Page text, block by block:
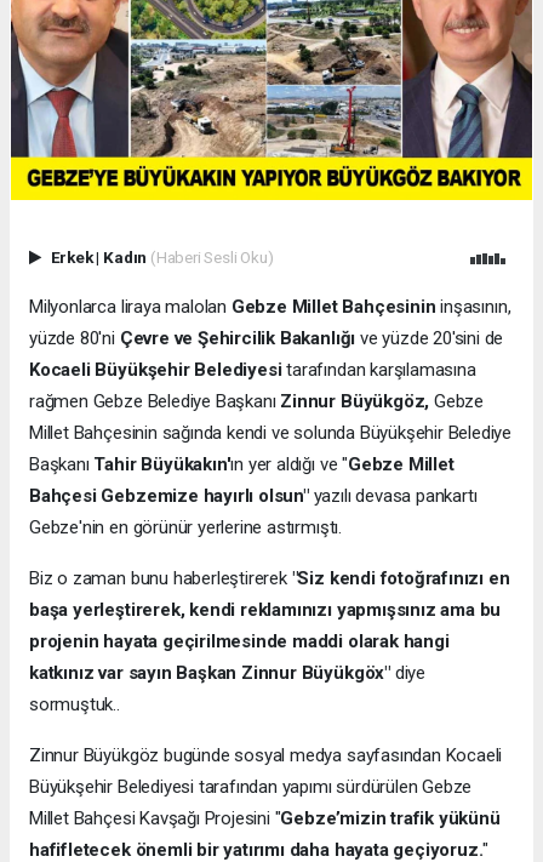
Erkek| Kadın (Haberi Sesli Oku)
Milyonlarca liraya malolan Gebze Millet Bahçesinin inşasının,
yüzde 80'ni Çevre ve Şehircilik Bakanlığı ve yüzde 20'sini de
Kocaeli Büyükşehir Belediyesitarafından karşılamasına
rağmen Gebze Belediye Başkanı Zinnur Büyükgöz, Gebze
Millet Bahçesinin sağında kendi ve solunda Büyükşehir Belediye
Başkanı Tahir Büyükakın'ın yer aldığı ve "Gebze Millet
Bahçesi Gebzemize hayırlı olsun"yazılı devasa pankartı
Gebze'nin en görünür yerlerine astırmıştı.
Biz o zaman bunu haberleştirerek "Siz kendi fotoğrafınızı en
başa yerleştirerek, kendi reklamınızı yapmışsınız ama bu
projenin hayata geçirilmesinde maddi olarak hangi
katkınız var sayın Başkan Zinnur Büyükgöx" diye
sormuştuk..
Zinnur Büyükgöz bugünde sosyal medya sayfasından Kocaeli
Büyükşehir Belediyesi tarafından yapımı sürdürülen Gebze
Millet Bahçesi Kavşağı Projesini "Gebze’mizin trafik yükünü
hafifletecek önemli bir yatırımı daha hayata geçiyoruz."